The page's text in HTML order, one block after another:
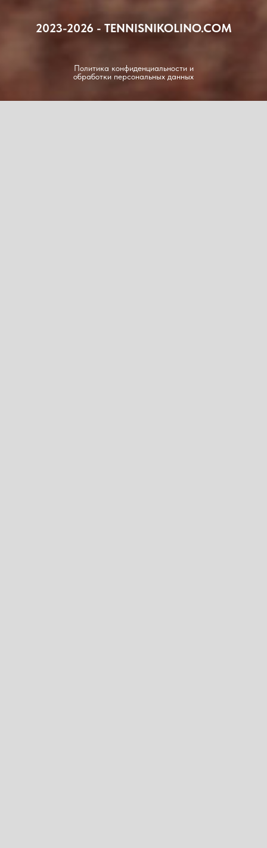
2023-2026 - TENNISNIKOLINO.COM
Политика конфиденциальности и
обработки персональных данных